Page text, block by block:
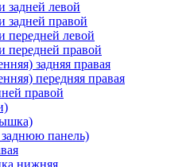
задней левой
задней правой
передней левой
передней правой
задняя правая
передняя правая
правой
панель)
нижняя